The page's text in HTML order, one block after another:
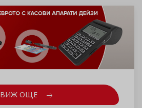
ВИЖ ОЩЕ